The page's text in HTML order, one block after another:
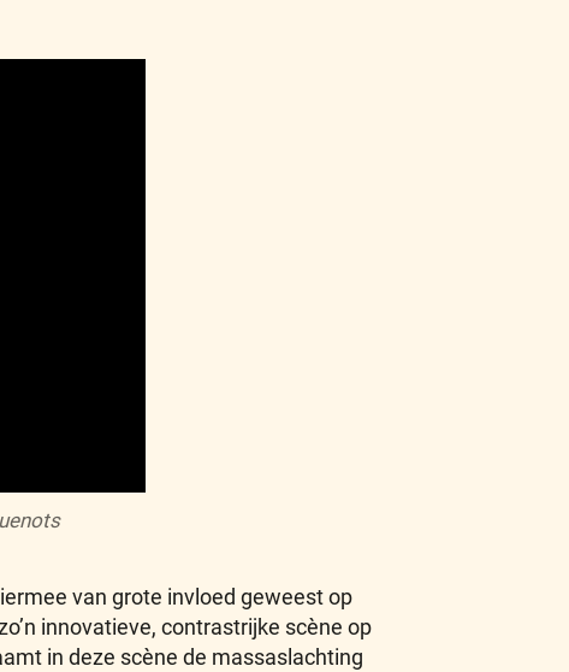
van grote invloed geweest op
innovatieve, contrastrijke scène op
in deze scène de massaslachting